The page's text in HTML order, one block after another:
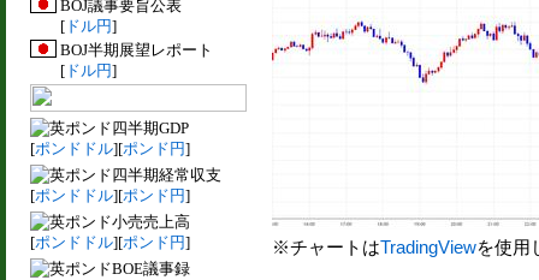
BOJ議事要旨公表
[ ドル円]
BOJ半期展望レポート
[ ドル円]
四半期GDP
[ポンドドル][ポンド円]
四半期経常収支
[ポンドドル][ポンド円]
小売売上高
[ポンドドル][ポンド円]
BOE議事録
※チャートはTradingViewを使用